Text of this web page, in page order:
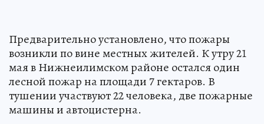
Предварительно установлено, что пожары
возникли по вине местных жителей. К утру 21
мая в Нижнеилимском районе остался один
лесной пожар на площади 7 гектаров. В
тушении участвуют 22 человека, две пожарные
машины и автоцистерна.